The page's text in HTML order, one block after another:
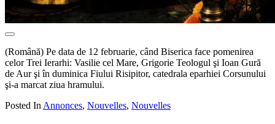
(Română) Pe data de 12 februarie, când Biserica face pomenirea
celor Trei Ierarhi: Vasilie cel Mare, Grigorie Teologul şi Ioan Gură
de Aur şi în duminica Fiului Risipitor, catedrala eparhiei Corsunului
şi-a marcat ziua hramului.
Posted In Annonces, Nouvelles, Nouvelles